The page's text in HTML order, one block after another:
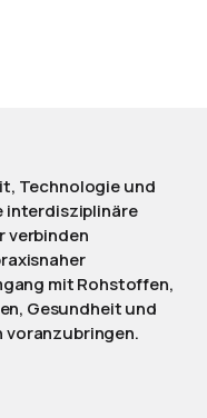
Technologie und
interdisziplinäre
verbinden
mit Rohstoffen,
Gesundheit und